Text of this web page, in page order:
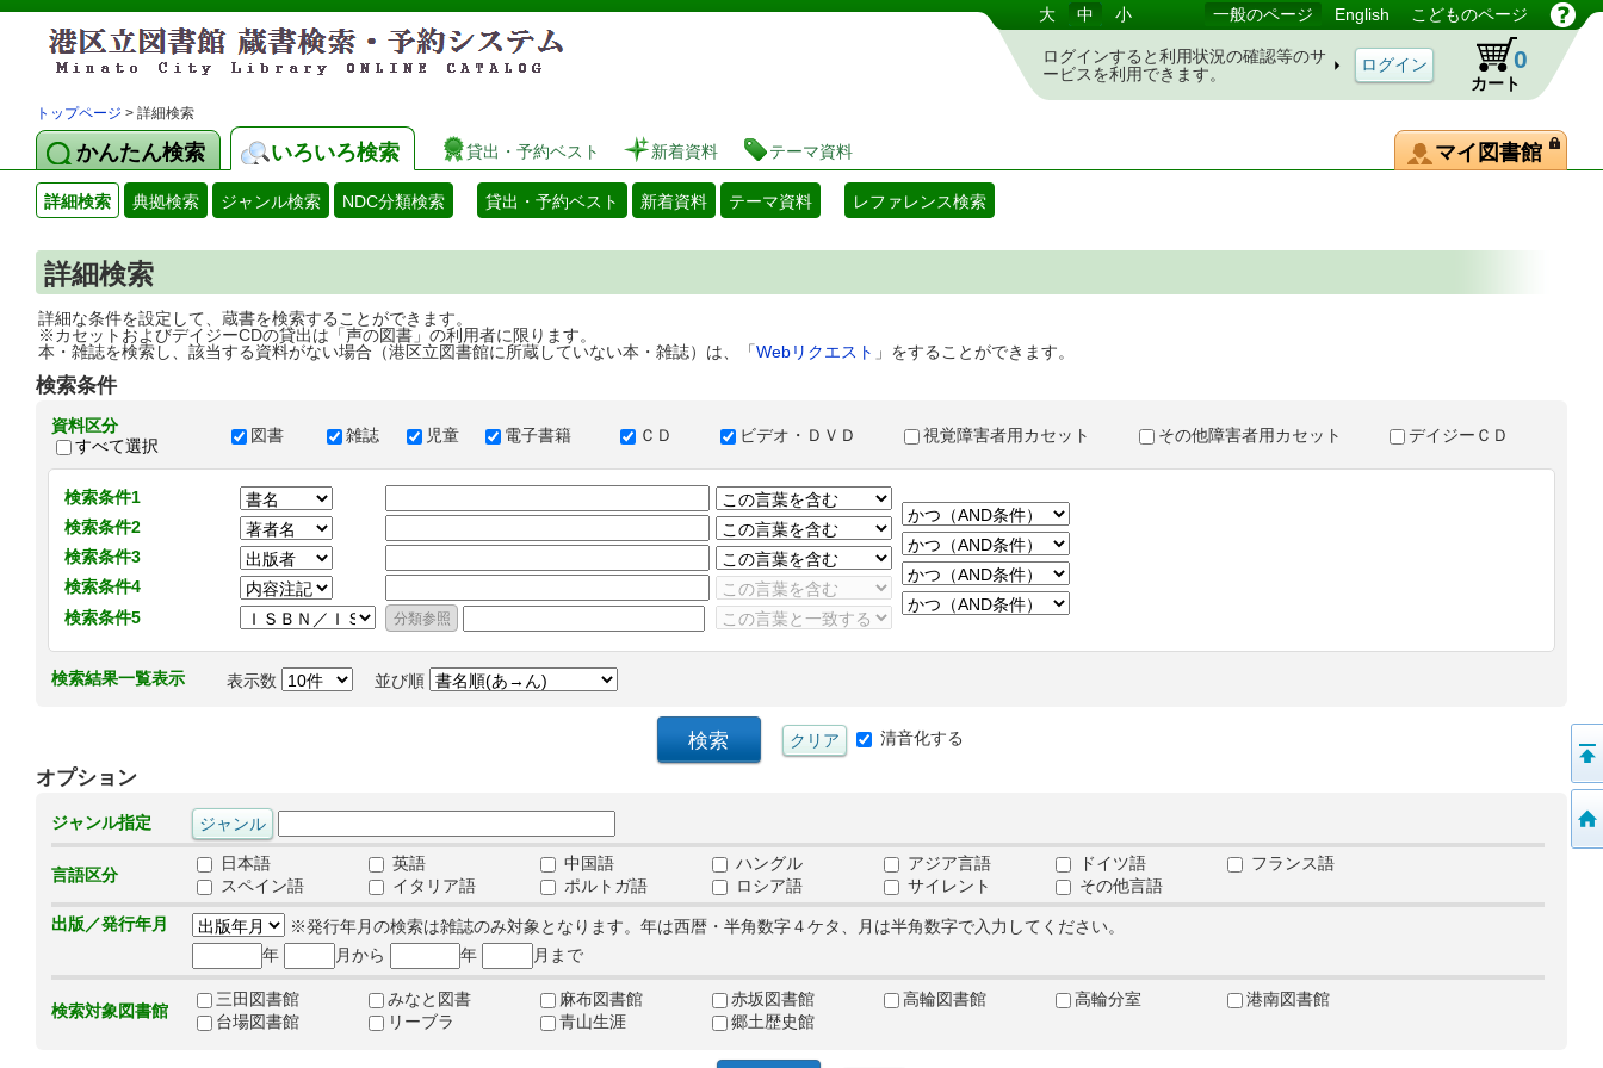
港区立図書館 蔵書検索・予約システム 大 中 小 一般のページ English こどものページ
ログインすると利用状況の確認等のサ
ービスを利用できます。
カート
0
トップページ > 詳細検索
かんたん検索 いろいろ検索 貸出・予約ベスト 新着資料 テーマ資料 マイ図書館
詳細検索 典拠検索 ジャンル検索 NDC分類検索 貸出・予約ベスト 新着資料 テーマ資料 レファレンス検索
詳細検索
詳細な条件を設定して、蔵書を検索することができます。
※カセットおよびデイジーCDの貸出は「声の図書」の利用者に限ります。
本・雑誌を検索し、該当する資料がない場合（港区立図書館に所蔵していない本・雑誌）は、「Webリクエスト 」をすることができます。
検索条件
資料区分
すべて選択
図書 雑誌 児童 電子書籍 ＣＤ ビデオ・ＤＶＤ 視覚障害者用カセット その他障害者用カセット デイジーＣＤ
検索条件1
検索条件2
検索条件3
検索条件4
検索条件5
検索結果一覧表示 表示数 並び順
清音化する
オプション
ジャンル指定
言語区分
日本語 英語 中国語 ハングル アジア言語 ドイツ語
フランス語
スペイン語
イタリア語 ポルトガ語 ロシア語 サイレント
その他言語
出版／発行年月
※発行年月の検索は雑誌のみ対象となります。年は西暦・半角数字４ケタ、月は半角数字で入力してください。
年
月から 年 月まで
検索対象図書館
三田図書館 みなと図書 麻布図書館 赤坂図書館 高輪図書館 高輪分室
港南図書館
台場図書館
リーブラ 青山生涯 郷土歴史館